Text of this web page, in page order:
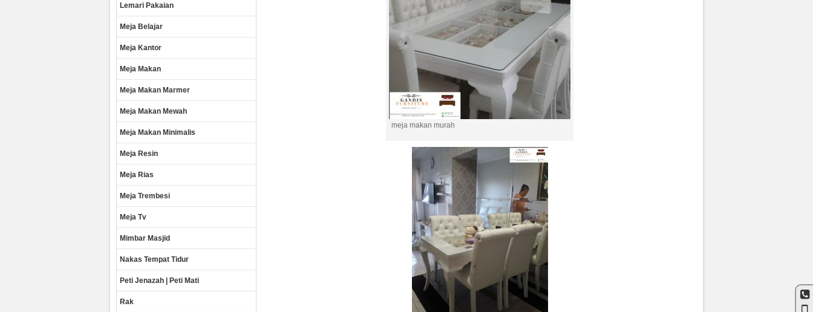
meja makan murah
Lemari Pakaian
Meja Belajar
Meja Kantor
Meja Makan
Meja Makan Marmer
Meja Makan Mewah
Meja Makan Minimalis
Meja Resin
Meja Rias
Meja Trembesi
Meja Tv
Mimbar Masjid
Nakas Tempat Tidur
Peti Jenazah | Peti Mati
Rak